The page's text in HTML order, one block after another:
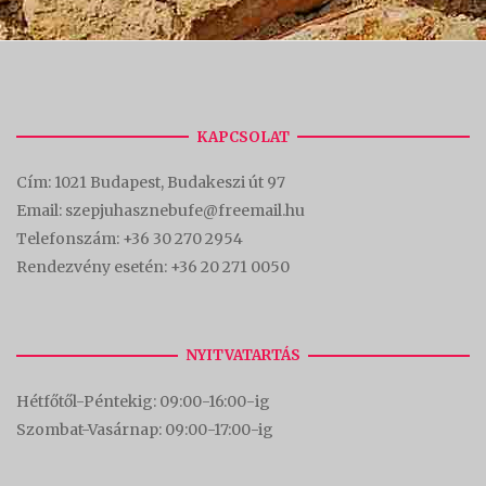
KAPCSOLAT
Cím: 1021 Budapest, Budakeszi út 97
Email: szepjuhasznebufe@freemail.hu
Telefonszám: +36 30 270 2954
Rendezvény esetén: +36 20 271 0050
NYITVATARTÁS
Hétfőtől-Péntekig: 09:00-16:00-ig
Szombat-Vasárnap: 09:00-17:00-ig